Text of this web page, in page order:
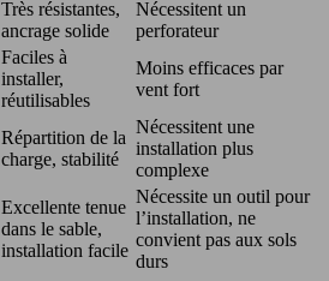
Très résistantes,
ancrage solide
Nécessitent un
perforateur
Faciles à
installer,
réutilisables
Moins efficaces par
vent fort
Répartition de la
charge, stabilité
Nécessitent une
installation plus
complexe
Excellente tenue
dans le sable,
installation facile
Nécessite un outil pour
l’installation, ne
convient pas aux sols
durs